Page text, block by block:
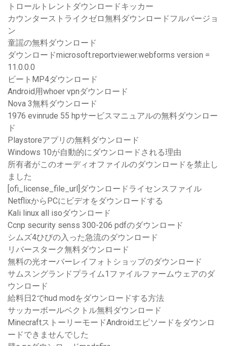
トロールトレントダウンロードキッカー
カウンターストライクゼロ無料ダウンロードフルバージョ
ン
童謡の無料ダウンロード
ダウンロードmicrosoft.reportviewer.webforms version =
11.0.0.0
ビートMP4ダウンロード
Android用whoer vpnダウンロード
Nova 3無料ダウンロード
1976 evinrude 55 hpサービスマニュアルの無料ダウンロー
ド
Playstoreアプリの無料ダウンロード
Windows 10が自動的にダウンロードされる理由
所有者がこのオーディオファイルのダウンロードを禁止し
ました
[ofi_license_file_url]ダウンロードライセンスファイル
NetflixからPCにビデオをダウンロードする
Kali linux all isoダウンロード
Ccnp security senss 300-206 pdfのダウンロード
シムズ4ひびの入った急流のダウンロード
リバースターク無料ダウンロード
無料の光オーバーレイフォトショップのダウンロード
サムスングランドプライム1ファイルファームウェアのダ
ウンロード
給料日2でhud modをダウンロードする方法
サッカーボールベクトル無料ダウンロード
MinecraftストーリーモードAndroidエピソードをダウンロ
ードできませんでした